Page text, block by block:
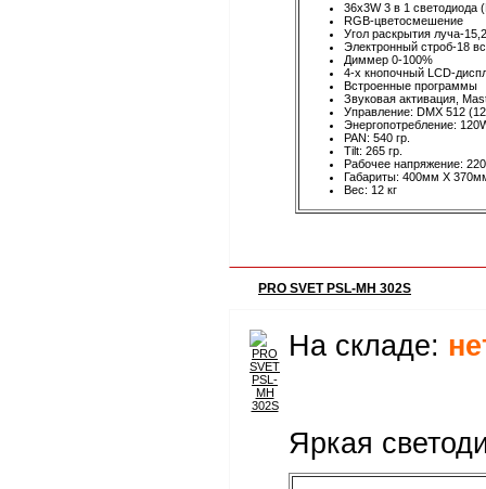
36x3W 3 в 1 светодиода
RGB-цветосмешение
Угол раскрытия луча-
Электронный строб-18
Диммер 0-100%
4-х кнопочный LCD-
Встроенные программы
Звуковая активация,
Управление: DMX 512
Энергопотребление:
PAN: 540 гр.
Tilt: 265 гр.
Рабочее напряжение:
Габариты: 400мм X
Вес: 12 кг
PRO SVET PSL-MH 302S
На складе:
Яркая